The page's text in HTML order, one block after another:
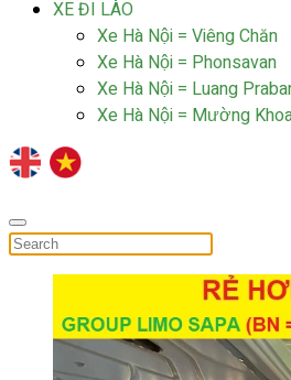
XE ĐI LÀO
Xe Hà Nội = Viêng Chăn
Xe Hà Nội = Phonsavan
Xe Hà Nội = Luang
Xe Hà Nội = Mường